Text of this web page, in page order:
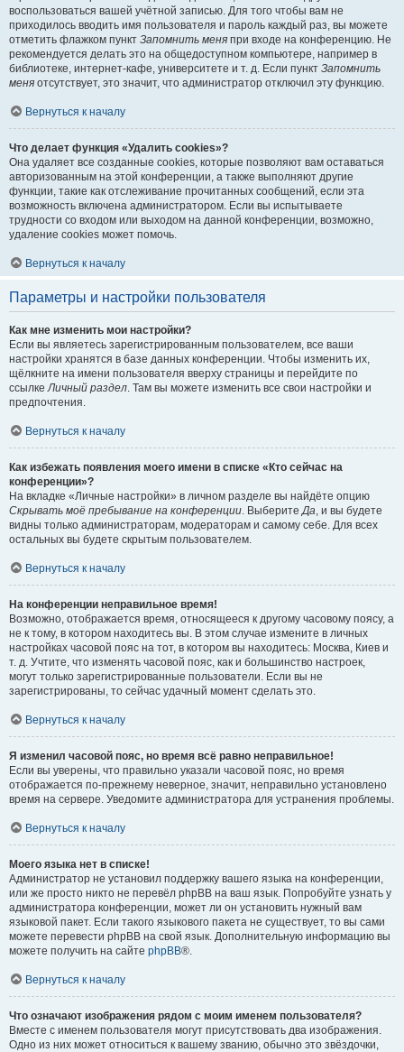
воспользоваться вашей учётной записью. Для того чтобы вам не
приходилось вводить имя пользователя и пароль каждый раз, вы можете
отметить флажком пункт Запомнить меня при входе на конференцию. Не
рекомендуется делать это на общедоступном компьютере, например в
библиотеке, интернет-кафе, университете и т. д. Если пункт Запомнить
меня отсутствует, это значит, что администратор отключил эту функцию.
Вернуться к началу
Что делает функция «Удалить cookies»?
Она удаляет все созданные cookies, которые позволяют вам оставаться
авторизованным на этой конференции, а также выполняют другие
функции, такие как отслеживание прочитанных сообщений, если эта
возможность включена администратором. Если вы испытываете
трудности со входом или выходом на данной конференции, возможно,
удаление cookies может помочь.
Вернуться к началу
Параметры и настройки пользователя
Как мне изменить мои настройки?
Если вы являетесь зарегистрированным пользователем, все ваши
настройки хранятся в базе данных конференции. Чтобы изменить их,
щёлкните на имени пользователя вверху страницы и перейдите по
ссылкеЛичный раздел. Там вы можете изменить все свои настройки и
предпочтения.
Вернуться к началу
Как избежать появления моего имени в списке «Кто сейчас на
конференции»?
На вкладке «Личные настройки» в личном разделе вы найдёте опцию
Скрывать моё пребывание на конференции. ВыберитеДа, и вы будете
видны только администраторам, модераторам и самому себе. Для всех
остальных вы будете скрытым пользователем.
Вернуться к началу
На конференции неправильное время!
Возможно, отображается время, относящееся к другому часовому поясу, а
не к тому, в котором находитесь вы. В этом случае измените в личных
настройках часовой пояс на тот, в котором вы находитесь: Москва, Киев и
т. д. Учтите, что изменять часовой пояс, как и большинство настроек,
могут только зарегистрированные пользователи. Если вы не
зарегистрированы, то сейчас удачный момент сделать это.
Вернуться к началу
Я изменил часовой пояс, но время всё равно неправильное!
Если вы уверены, что правильно указали часовой пояс, но время
отображается по-прежнему неверное, значит, неправильно установлено
время на сервере. Уведомите администратора для устранения проблемы.
Вернуться к началу
Моего языка нет в списке!
Администратор не установил поддержку вашего языка на конференции,
или же просто никто не перевёл phpBB на ваш язык. Попробуйте узнать у
администратора конференции, может ли он установить нужный вам
языковой пакет. Если такого языкового пакета не существует, то вы сами
можете перевести phpBB на свой язык. Дополнительную информацию вы
можете получить на сайте phpBB®.
Вернуться к началу
Что означают изображения рядом с моим именем пользователя?
Вместе с именем пользователя могут присутствовать два изображения.
Одно из них может относиться к вашему званию, обычно это звёздочки,